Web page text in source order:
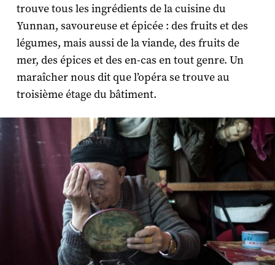
trouve tous les ingrédients de la cuisine du
Yunnan, savoureuse et épicée : des fruits et des
légumes, mais aussi de la viande, des fruits de
mer, des épices et des en-cas en tout genre. Un
maraîcher nous dit que l’opéra se trouve au
troisième étage du bâtiment.